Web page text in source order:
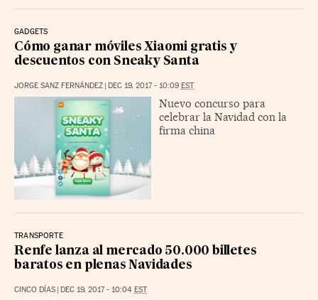
GADGETS
Cómo ganar móviles Xiaomi gratis y
descuentos con Sneaky Santa
JORGE SANZ FERNÁNDEZ DEC 19, 2017 - 10:09 EST
Nuevo concurso para
celebrar la Navidad con la
firma china
TRANSPORTE
Renfe lanza al mercado 50.000 billetes
baratos en plenas Navidades
CINCO DÍAS | DEC 19, 2017 - 10:04 EST